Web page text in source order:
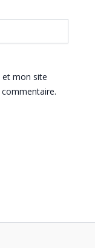
et mon site